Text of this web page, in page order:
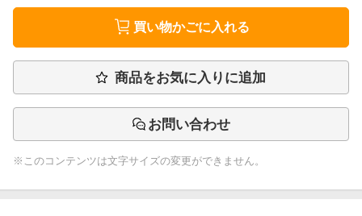
買い物かごに入れる
商品をお気に入りに追加
お問い合わせ
※このコンテンツは文字サイズの変更ができません。